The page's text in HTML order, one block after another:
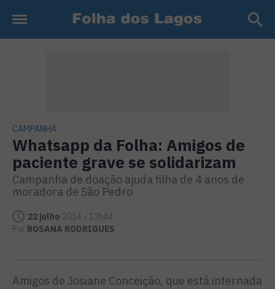
CAMPANHA
Whatsapp da Folha: Amigos de
paciente grave se solidarizam
Campanha de doação ajuda filha de 4 anos de
moradora de São Pedro
22 julho 2014 - 17h44
Por ROSANA RODRIGUES
Amigos de Josiane Conceição, que está internada